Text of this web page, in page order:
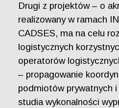
Drugi z projektów – o
realizowany w ramach
CADSES, ma na celu
logistycznych
operatorów
– propagowanie
podmiotów prywatnych
studia wykonalności